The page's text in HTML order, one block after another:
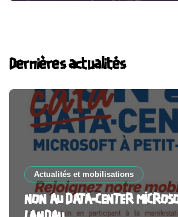
Dernières actualités
Actualités et mobilisations
NON AU DATA-CENTER